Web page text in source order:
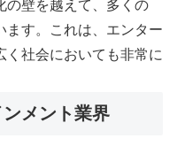
の壁を越えて、多くの
ます。これは、エンター
く社会においても非常に
メント業界